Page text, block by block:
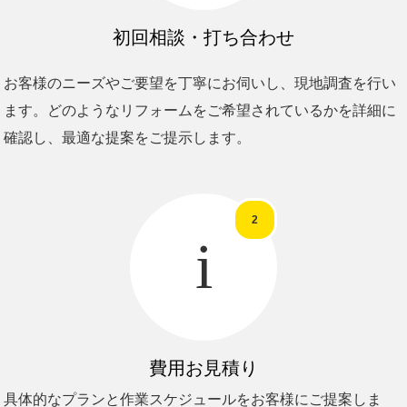
初回相談・打ち合わせ
お客様のニーズやご要望を丁寧にお伺いし、現地調査を行い
ます。どのようなリフォームをご希望されているかを詳細に
確認し、最適な提案をご提示します。
i
2
費用お見積り
具体的なプランと作業スケジュールをお客様にご提案しま